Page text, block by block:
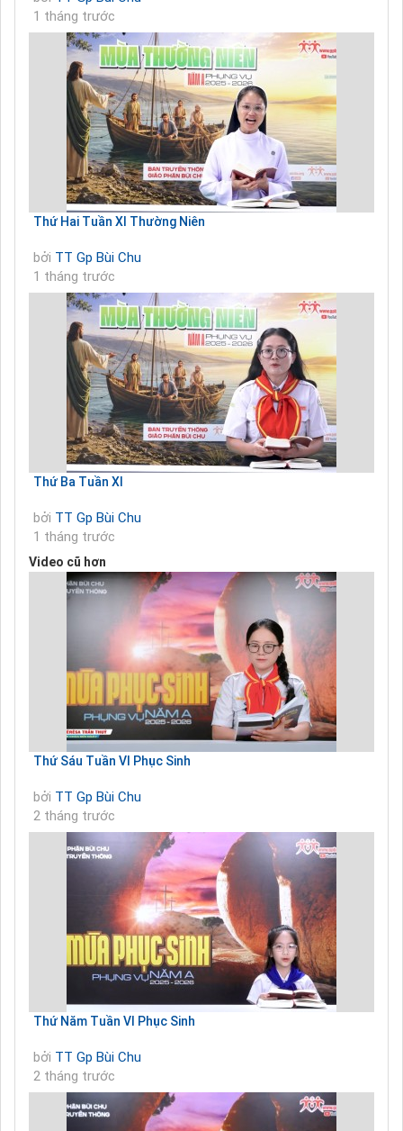
1 tháng trước
Thứ Hai Tuần XI Thường Niên
bởi TT Gp Bùi Chu
1 tháng trước
Thứ Ba Tuần XI
bởi TT Gp Bùi Chu
1 tháng trước
Video cũ hơn
Thứ Sáu Tuần VI Phục Sinh
bởi TT Gp Bùi Chu
2 tháng trước
Thứ Năm Tuần VI Phục Sinh
bởi TT Gp Bùi Chu
2 tháng trước